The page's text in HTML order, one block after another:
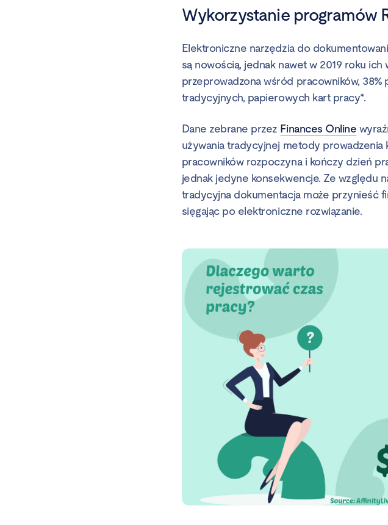
Wykorzystanie programów
Elektroniczne narzędzia do
są nowością, jednak nawet w 2019 roku
przeprowadzona wśród pracowników,
tradycyjnych, papierowych kart pracy*.
Dane zebrane przez Finances Online
używania tradycyjnej metody prowadzenia
pracowników rozpoczyna i kończy dzień
jednak jedyne konsekwencje. Ze względu
tradycyjna dokumentacja może przynieść
sięgając po elektroniczne rozwiązanie.